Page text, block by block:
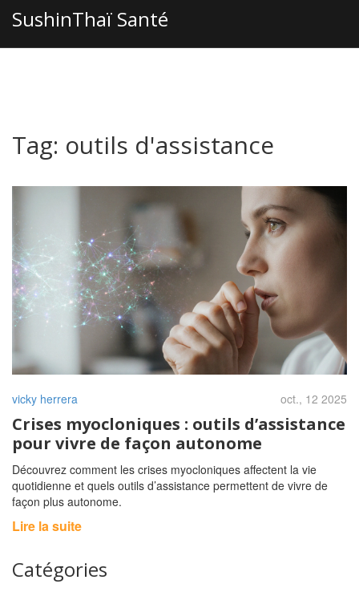
SushinThaï Santé
Tag: outils d'assistance
vicky herrera oct., 12 2025
Crises myocloniques : outils d’assistance
pour vivre de façon autonome
Découvrez comment les crises myocloniques affectent la vie
quotidienne et quels outils d’assistance permettent de vivre de
façon plus autonome.
Lire la suite
Catégories